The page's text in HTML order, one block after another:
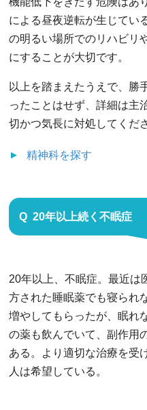
による昼夜逆転が生じてい
の明るい場所でのリハビリ
にすることが大切です。
以上を踏まえたうえで、勝
ったことはせず、詳細は主
切かつ気長に対処してくだ
精神科を探す
20年以上続く不眠症
20年以上、不眠症。最近は
方された睡眠薬でも寝られ
増やしてもらったが、眠れ
の薬も飲んでいて、副作用
ある。より適切な治療を受
人は希望している。